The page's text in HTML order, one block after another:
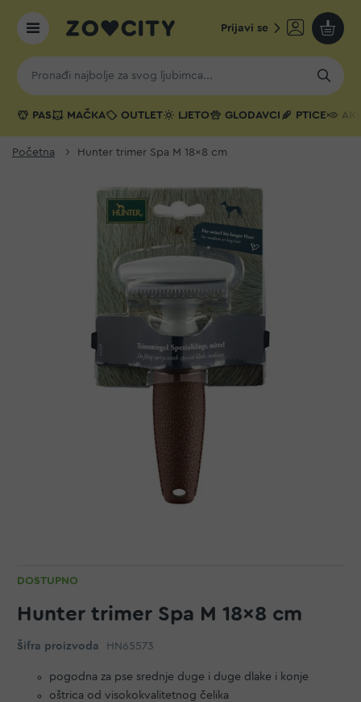
Prijavi se
Moja
PAS MAČKA OUTLET LJETO GLODAVCI PTICE
Početna Hunter trimer Spa M 18x8 cm
DOSTUPNO
Hunter trimer Spa M 18x8 cm
Šifra proizvoda HN65573
pogodna za pse srednje duge i duge dlake i konje
oštrica od visokokvalitetnog čelika